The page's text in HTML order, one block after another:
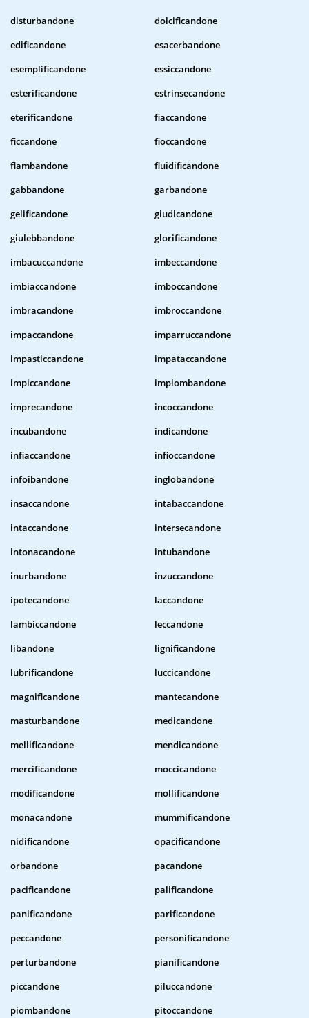
disturbandone
dolcificandone
edificandone
esacerbandone
esemplificandone
essiccandone
esterificandone
estrinsecandone
eterificandone
fiaccandone
ficcandone
fioccandone
flambandone
fluidificandone
gabbandone
garbandone
gelificandone
giudicandone
giulebbandone
glorificandone
imbacuccandone
imbeccandone
imbiaccandone
imboccandone
imbracandone
imbroccandone
impaccandone
imparruccandone
impasticcandone
impataccandone
impiccandone
impiombandone
imprecandone
incoccandone
incubandone
indicandone
infiaccandone
infioccandone
infoibandone
inglobandone
insaccandone
intabaccandone
intaccandone
intersecandone
intonacandone
intubandone
inurbandone
inzuccandone
ipotecandone
laccandone
lambiccandone
leccandone
libandone
lignificandone
lubrificandone
luccicandone
magnificandone
mantecandone
masturbandone
medicandone
mellificandone
mendicandone
mercificandone
moccicandone
modificandone
mollificandone
monacandone
mummificandone
nidificandone
opacificandone
orbandone
pacandone
pacificandone
palificandone
panificandone
parificandone
peccandone
personificandone
perturbandone
pianificandone
piccandone
piluccandone
piombandone
pitoccandone